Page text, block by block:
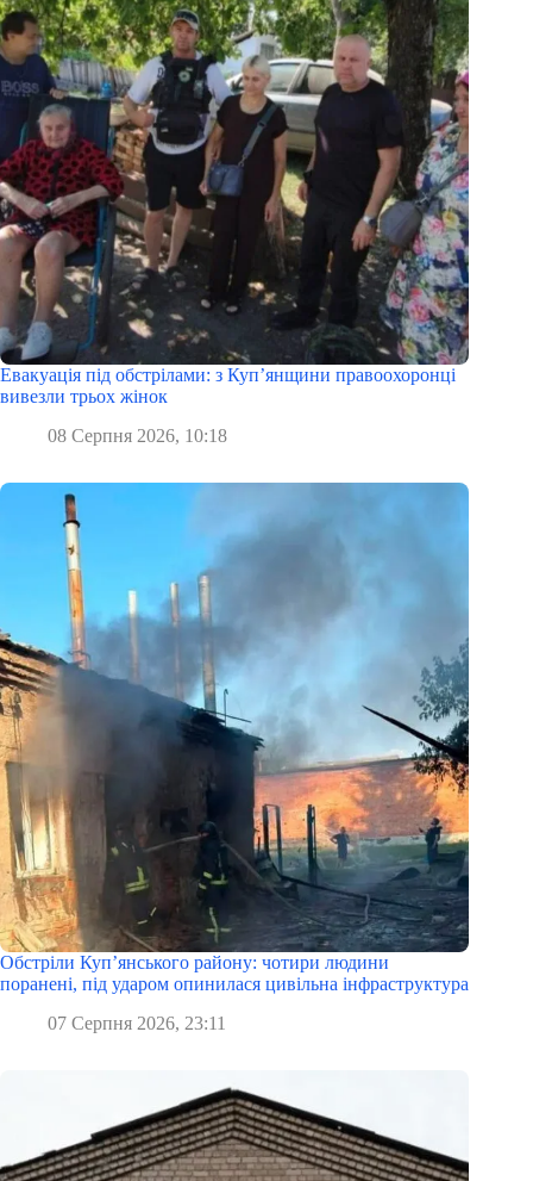
Евакуація під обстрілами: з Куп’янщини правоохоронці
вивезли трьох жінок
08 Серпня 2026, 10:18
Обстріли Куп’янського району: чотири людини
поранені, під ударом опинилася цивільна інфраструктура
07 Серпня 2026, 23:11